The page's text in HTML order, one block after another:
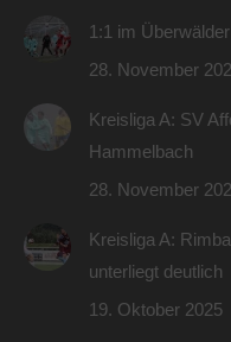
1:1 im
28. November
Kreisliga A: SV
Hammelbach
28. November
Kreisliga A:
unterliegt deutlich
19. Oktober 2025